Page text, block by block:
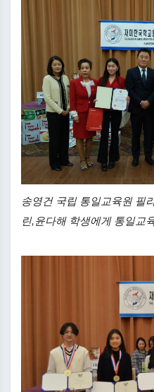
송영건 국립 통일교육원 필
린,윤다해 학생에게 통일교